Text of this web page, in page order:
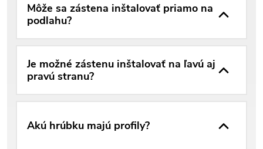
Môže sa zástena inštalovať priamo na
podlahu?
Je možné zástenu inštalovať na ľavú aj
pravú stranu?
Akú hrúbku majú profily?